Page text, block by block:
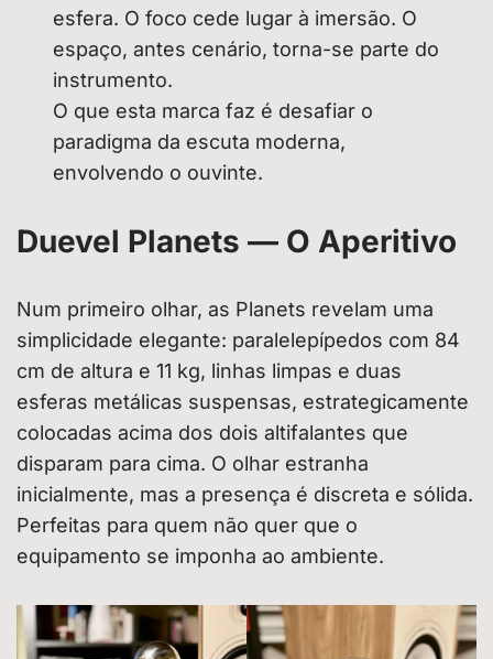
esfera. O foco cede lugar à imersão. O
espaço, antes cenário, torna-se parte do
instrumento.
O que esta marca faz é desafiar o
paradigma da escuta moderna,
envolvendo o ouvinte.
Duevel Planets — O Aperitivo
Num primeiro olhar, as Planets revelam uma
simplicidade elegante: paralelepípedos com 84
cm de altura e 11 kg, linhas limpas e duas
esferas metálicas suspensas, estrategicamente
colocadas acima dos dois altifalantes que
disparam para cima. O olhar estranha
inicialmente, mas a presença é discreta e sólida.
Perfeitas para quem não quer que o
equipamento se imponha ao ambiente.